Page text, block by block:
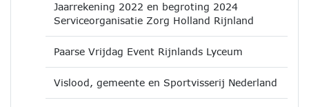
Jaarrekening 2022 en begroting 2024
Serviceorganisatie Zorg Holland Rijnland
Paarse Vrijdag Event Rijnlands Lyceum
Vislood, gemeente en Sportvisserij Nederland